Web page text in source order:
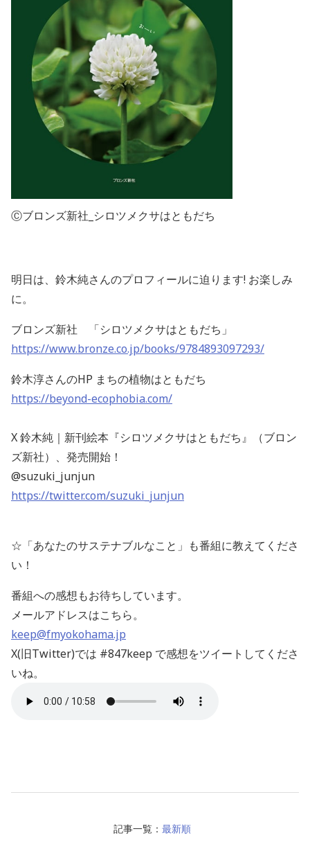
Ⓒブロンズ新社_シロツメクサはともだち
明日は、鈴木純さんのプロフィールに迫ります! お楽しみ
に。
ブロンズ新社 「シロツメクサはともだち」
https://www.bronze.co.jp/books/9784893097293/
鈴木淳さんのHP まちの植物はともだち
https://beyond-ecophobia.com/
X 鈴木純｜新刊絵本『シロツメクサはともだち』（ブロン
ズ新社）、発売開始！
@suzuki_junjun
https://twitter.com/suzuki_junjun
☆「あなたのサステナブルなこと」も番組に教えてくださ
い！
番組への感想もお待ちしています。
メールアドレスはこちら。
keep@fmyokohama.jp
X(旧Twitter)では #847keep で感想をツイートしてくださ
いね。
記事一覧： 最新順